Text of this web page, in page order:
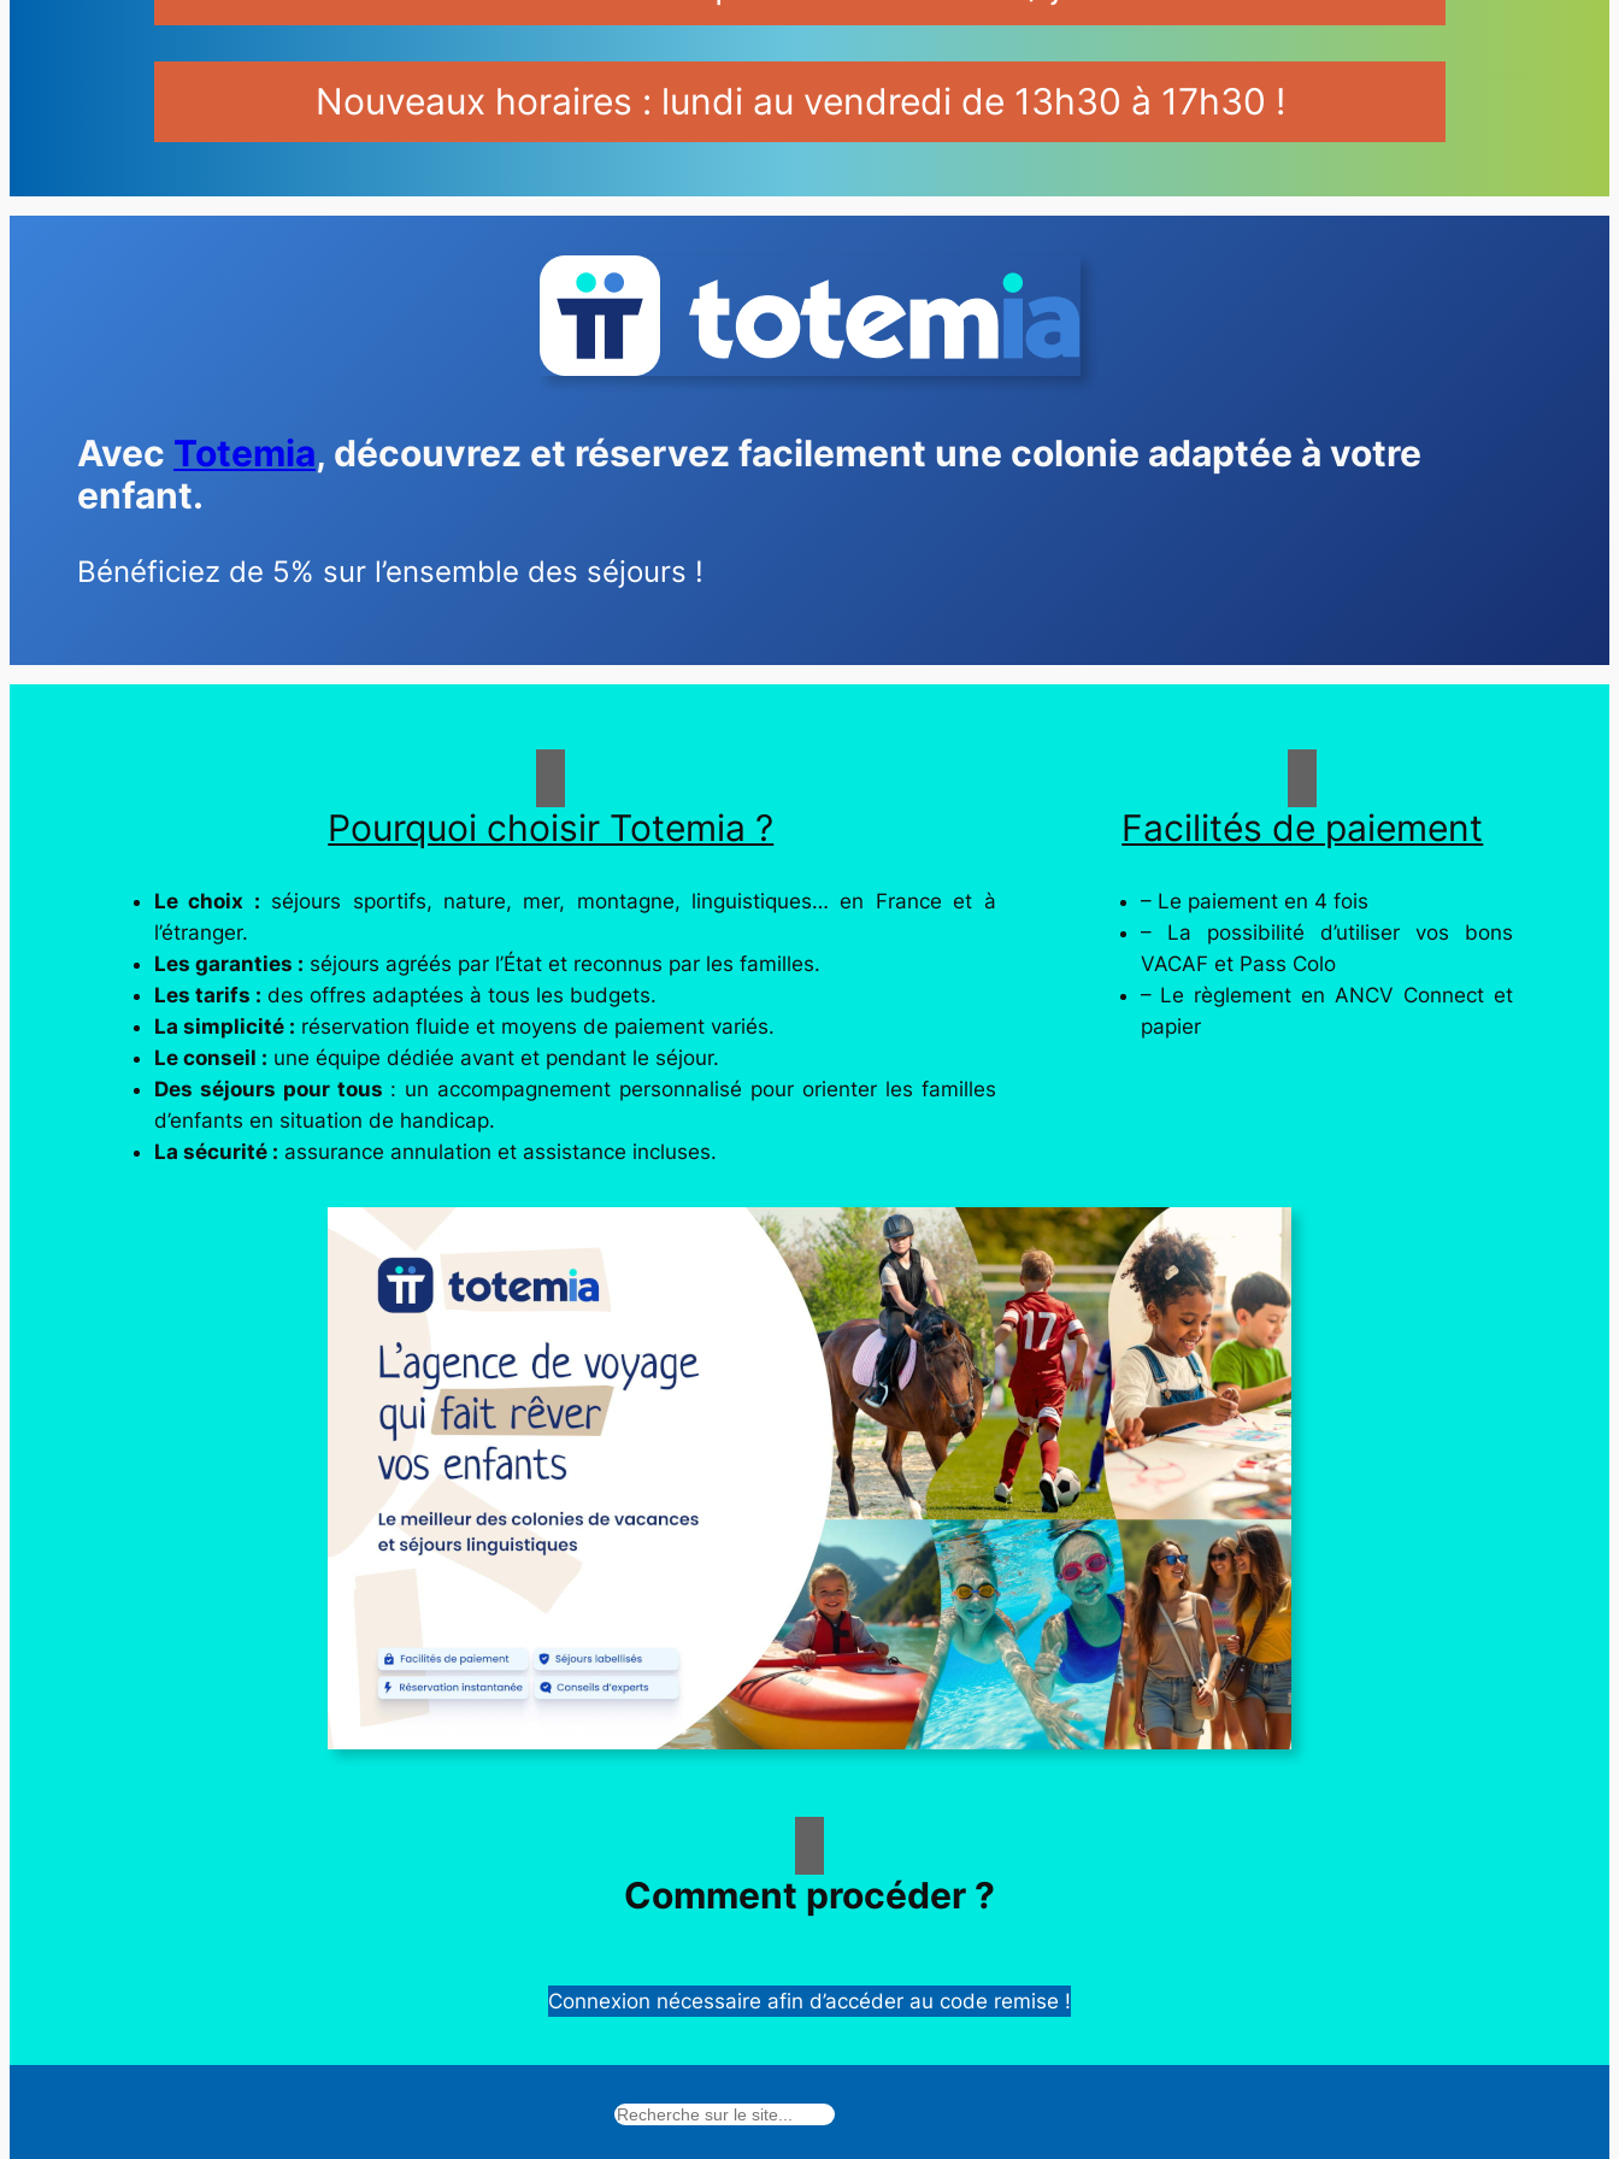
Nouveaux horaires : lundi au vendredi de 13h30 à 17h30 !
Avec Totemia, découvrez et réservez facilement une colonie adaptée à votre
enfant.
Bénéficiez de 5% sur l’ensemble des séjours !
Pourquoi choisir Totemia ?
Le choix : séjours sportifs, nature, mer, montagne, linguistiques… en France et à
l’étranger.
Les garanties : séjours agréés par l’État et reconnus par les familles.
Les tarifs : des offres adaptées à tous les budgets.
La simplicité : réservation fluide et moyens de paiement variés.
Le conseil : une équipe dédiée avant et pendant le séjour.
Des séjours pour tous : un accompagnement personnalisé pour orienter les familles
d’enfants en situation de handicap.
La sécurité : assurance annulation et assistance incluses.
Facilités de paiement
– Le paiement en 4 fois
– La possibilité d’utiliser vos bons
VACAF et Pass Colo
– Le règlement en ANCV Connect et
papier
Comment procéder ?
Connexion nécessaire afin d’accéder au code remise !